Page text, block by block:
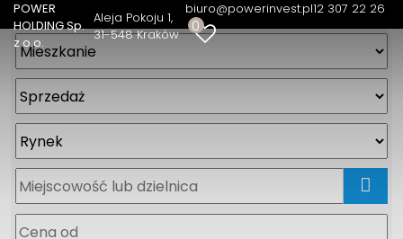
POWER
HOLDING Sp.
z o.o.
Aleja Pokoju 1
31-548 Kraków
biuro@powerinvest.pl12 307 22 26
0
mapa